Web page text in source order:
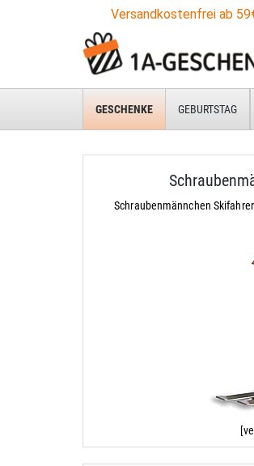
Versandkostenfrei ab
GESCHENKE GEBURTSTAG
Schraubenmännchen